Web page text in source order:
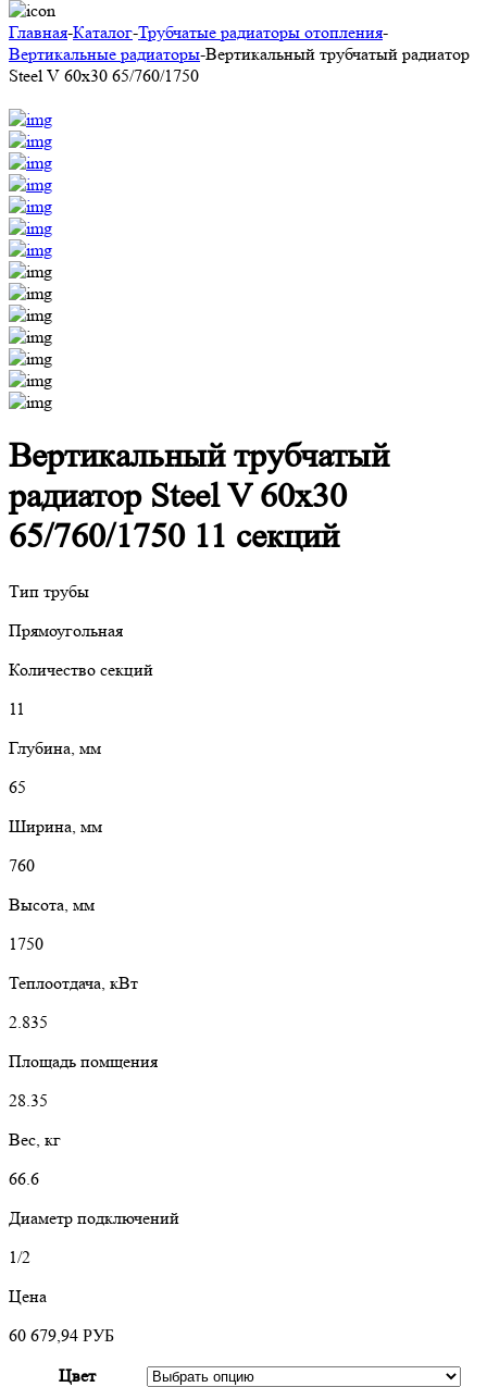
Главная-Каталог-Трубчатые радиаторы отопления-
Вертикальные радиаторы-Вертикальный трубчатый радиатор
Steel V 60х30 65/760/1750
Вертикальный трубчатый
радиатор Steel V 60х30
65/760/1750 11 секций
Тип трубы
Прямоугольная
Количество секций
11
Глубина, мм
65
Ширина, мм
760
Высота, мм
1750
Теплоотдача, кВт
2.835
Площадь помщения
28.35
Вес, кг
66.6
Диаметр подключений
1/2
Цена
60 679,94 РУБ
Цвет